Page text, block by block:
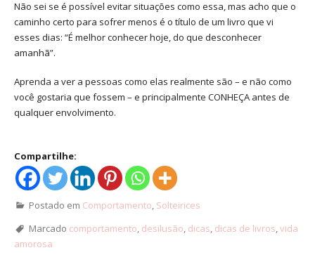
Não sei se é possível evitar situações como essa, mas acho que o
caminho certo para sofrer menos é o título de um livro que vi
esses dias: “É melhor conhecer hoje, do que desconhecer
amanhã”.
Aprenda a ver a pessoas como elas realmente são – e não como
você gostaria que fossem – e principalmente CONHEÇA antes de
qualquer envolvimento.
Compartilhe:
Postado em Comportamento, Solteirices
Marcado comportamento, desilusão, dicas, dicas de livros,vida
amorosa